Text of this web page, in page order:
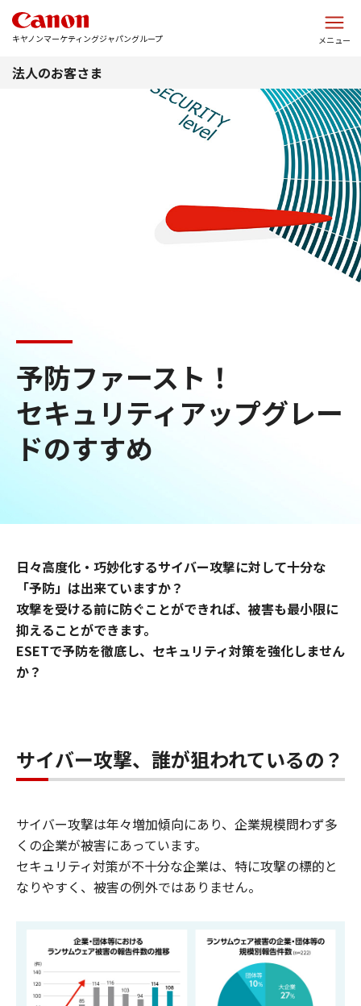
キヤノンマーケティングジャパングループ メニュー
法人のお客さま
予防ファースト！
セキュリティアップグレー
ドのすすめ
日々高度化・巧妙化するサイバー攻撃に対して十分な
「予防」は出来ていますか？
攻撃を受ける前に防ぐことができれば、被害も最小限に
抑えることができます。
ESETで予防を徹底し、セキュリティ対策を強化しません
か？
サイバー攻撃、誰が狙われているの？
サイバー攻撃は年々増加傾向にあり、企業規模問わず多
くの企業が被害にあっています。
セキュリティ対策が不十分な企業は、特に攻撃の標的と
なりやすく、被害の例外ではありません。